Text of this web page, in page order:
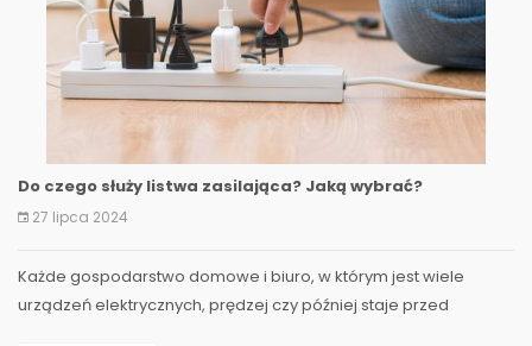
Do czego służy listwa zasilająca? Jaką wybrać?
27 lipca 2024
Każde gospodarstwo domowe i biuro, w którym jest wiele
urządzeń elektrycznych, prędzej czy później staje przed